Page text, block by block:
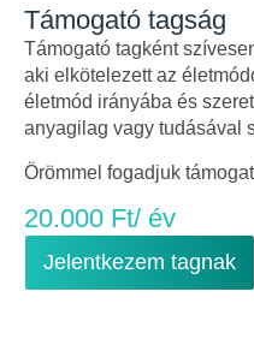
Támogató tagság
Támogató tagként
aki elkötelezett az
életmód irányába és
anyagilag vagy tudásával
Örömmel fogadjuk
20.000 Ft/ év
Jelentkezem tagnak